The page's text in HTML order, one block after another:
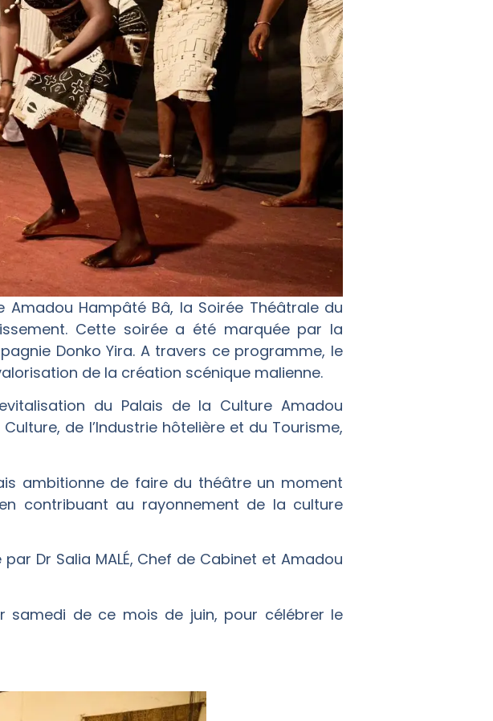
Hampâté Bâ, la Soirée Théâtrale du
Cette soirée a été marquée par la
Donko Yira. A travers ce programme, le
de la création scénique malienne.
du Palais de la Culture Amadou
de l’Industrie hôtelière et du Tourisme,
ambitionne de faire du théâtre un moment
contribuant au rayonnement de la culture
Dr Salia MALÉ, Chef de Cabinet et Amadou
samedi de ce mois de juin, pour célébrer le